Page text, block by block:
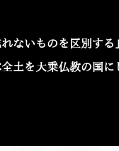
ないものを区別す
土を大乗仏教の国